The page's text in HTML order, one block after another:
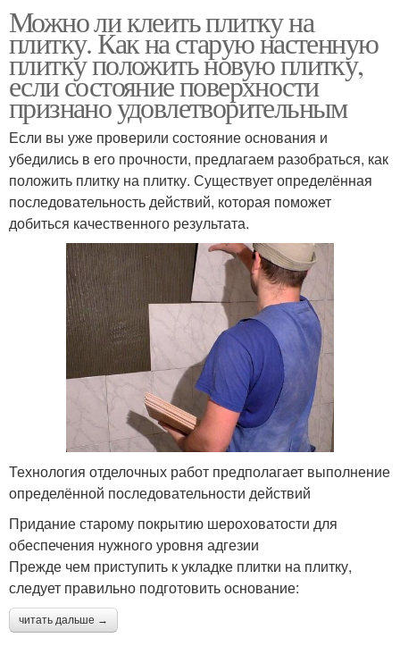
Можно ли клеить плитку на
плитку. Как на старую настенную
плитку положить новую плитку,
если состояние поверхности
признано удовлетворительным
Если вы уже проверили состояние основания и
убедились в его прочности, предлагаем разобраться, как
положить плитку на плитку. Существует определённая
последовательность действий, которая поможет
добиться качественного результата.
Технология отделочных работ предполагает выполнение
определённой последовательности действий
Придание старому покрытию шероховатости для
обеспечения нужного уровня адгезии
Прежде чем приступить к укладке плитки на плитку,
следует правильно подготовить основание:
читать дальше →